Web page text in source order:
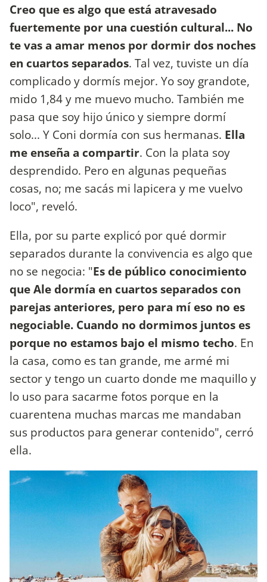
Creo que es algo que está atravesado
fuertemente por una cuestión cultural... No
te vas a amar menos por dormir dos noches
en cuartos separados. Tal vez, tuviste un día
complicado y dormís mejor. Yo soy grandote,
mido 1,84 y me muevo mucho. También me
pasa que soy hijo único y siempre dormí
solo... Y Coni dormía con sus hermanas. Ella
me enseña a compartir. Con la plata soy
desprendido. Pero en algunas pequeñas
cosas, no; me sacás mi lapicera y me vuelvo
loco", reveló.
Ella, por su parte explicó por qué dormir
separados durante la convivencia es algo que
no se negocia: "Es de público conocimiento
que Ale dormía en cuartos separados con
parejas anteriores, pero para mí eso no es
negociable. Cuando no dormimos juntos es
porque no estamos bajo el mismo techo. En
la casa, como es tan grande, me armé mi
sector y tengo un cuarto donde me maquillo y
lo uso para sacarme fotos porque en la
cuarentena muchas marcas me mandaban
sus productos para generar contenido", cerró
ella.